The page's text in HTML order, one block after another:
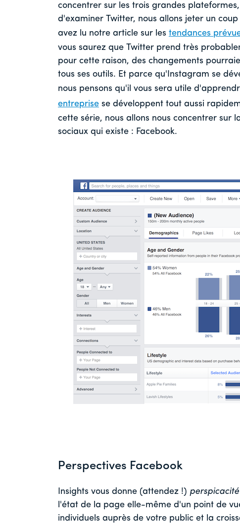
concentrer sur les trois grandes
d'examiner Twitter, nous allons jeter un
avez lu notre article sur les tendances
vous saurez que Twitter prend très
pour cette raison, des changements
tous ses outils. Et parce qu'Instagram se
nous pensons qu'il vous sera utile
entreprise se développent tout aussi
cette série, nous allons nous concentrer sur
sociaux qui existe : Facebook.
Perspectives Facebook
Insights vous donne (attendez !) perspicacité
l'état de la page elle-même d'un point de
individuels auprès de votre public et la